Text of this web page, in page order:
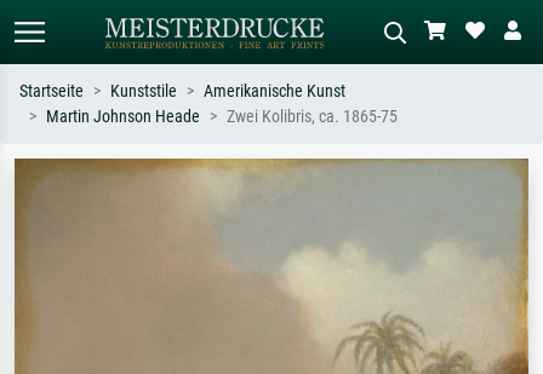
Suchen Sie nach Künstlern, Werktiteln
Beschreiben Sie die Szene – z.B. Grüne
Startseite Kunststile
Amerikanische Kunst
Martin Johnson Heade
Zwei Kolibris, ca. 1865-75